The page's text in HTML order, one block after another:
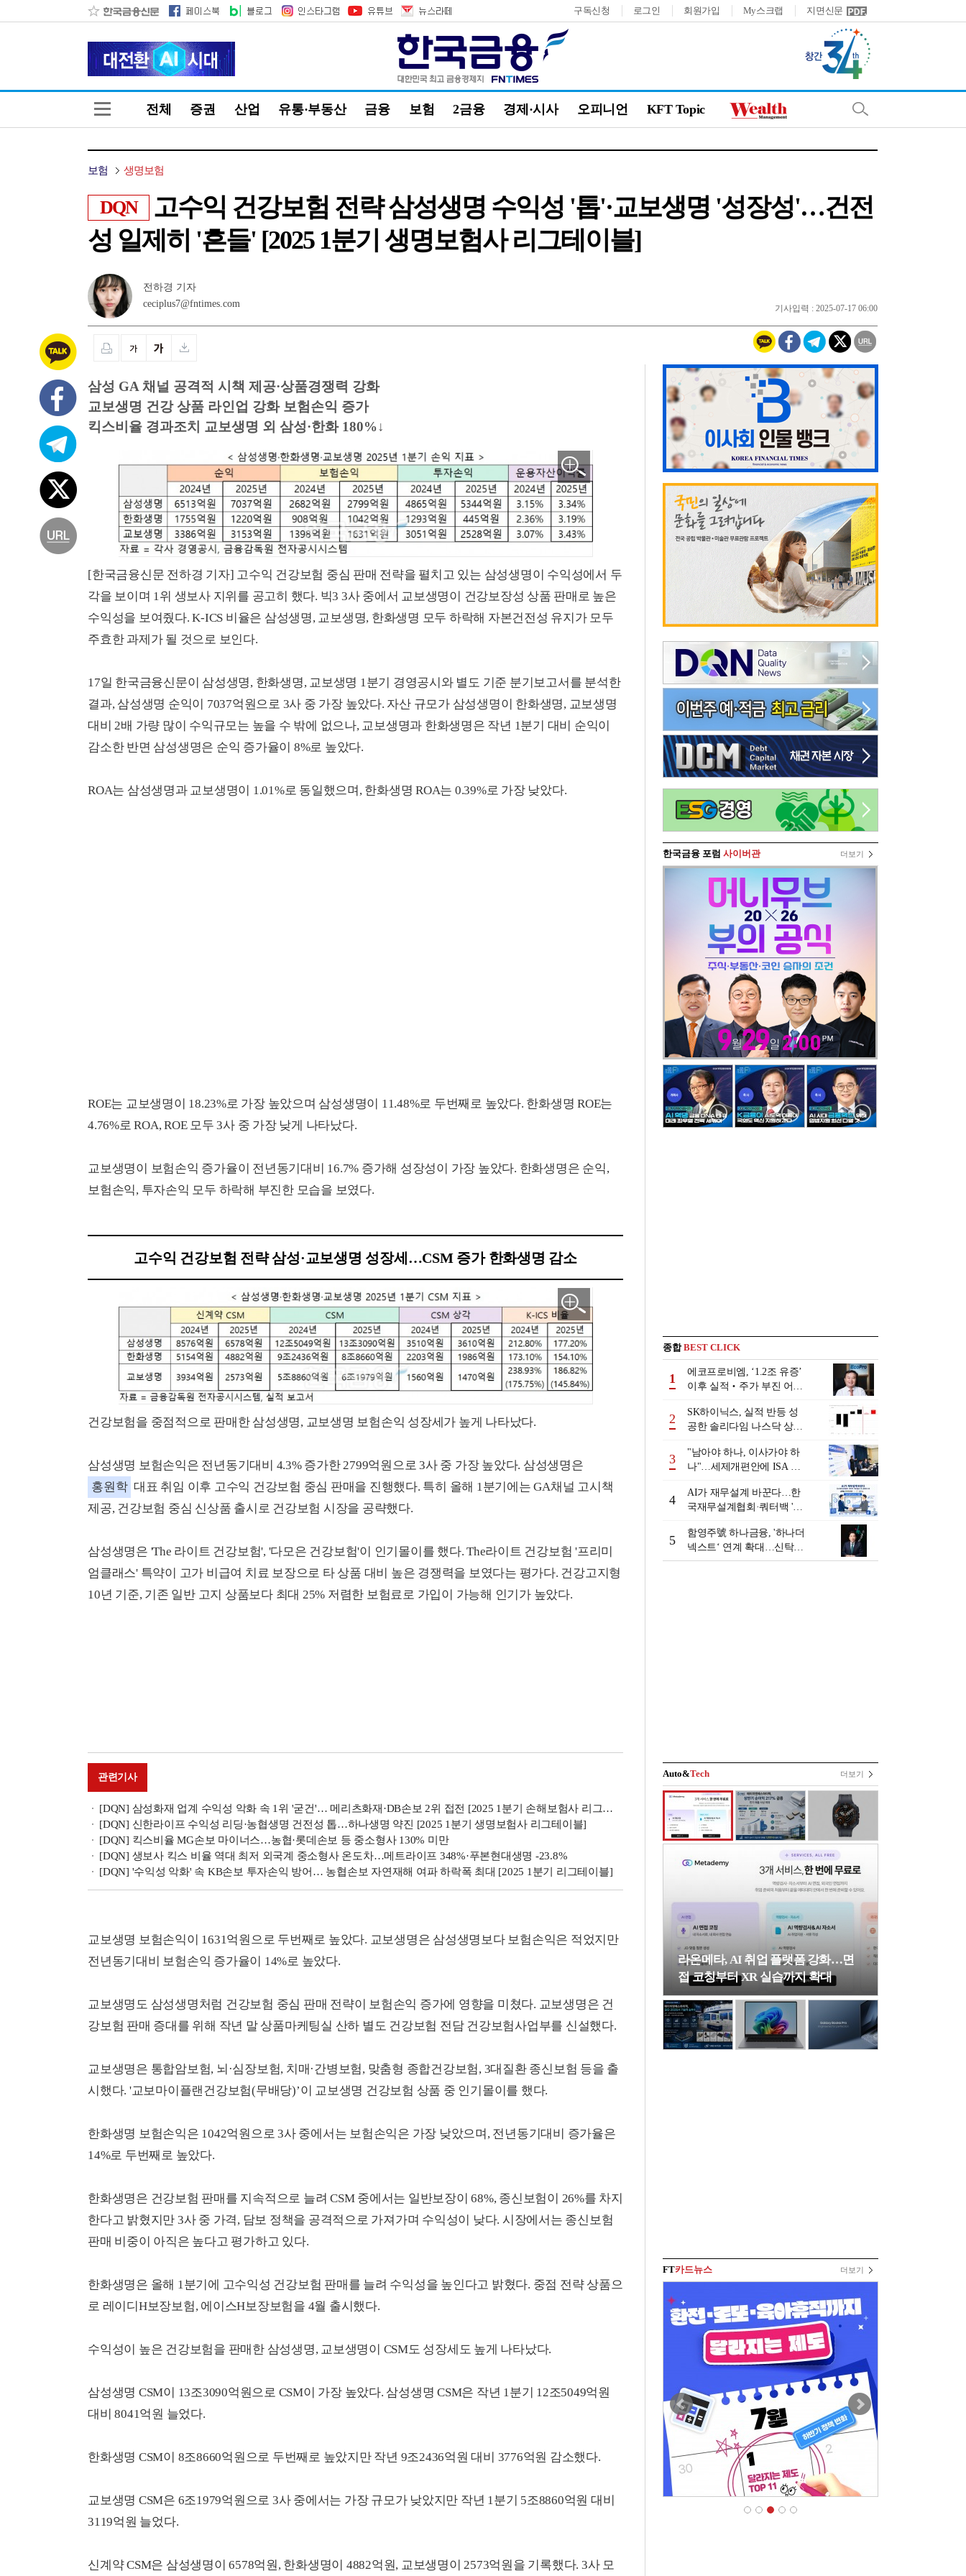
구독신청 로그인 회원가입 My스크랩 지면신문
전체 증권 산업 유통·부동산 금융 보험 2금융 경제·시사 오피니언 KFT Topic
보험 생명보험
DQN
고수익 건강보험 전략 삼성생명 수익성 '톱'·교보생명 '성장성'…건전
성 일제히 '흔들' [2025 1분기 생명보험사 리그테이블]
전하경 기자
ceciplus7@fntimes.com
기사입력 : 2025-07-17 06:00
삼성 GA 채널 공격적 시책 제공·상품경쟁력 강화
교보생명 건강 상품 라인업 강화 보험손익 증가
킥스비율 경과조치 교보생명 외 삼성·한화 180%↓
[한국금융신문 전하경 기자] 고수익 건강보험 중심 판매 전략을 펼치고 있는 삼성생명이 수익성에서 두
각을 보이며 1위 생보사 지위를 공고히 했다. 빅3 3사 중에서 교보생명이 건강보장성 상품 판매로 높은
수익성을 보여줬다. K-ICS 비율은 삼성생명, 교보생명, 한화생명 모두 하락해 자본건전성 유지가 모두
주효한 과제가 될 것으로 보인다.
17일 한국금융신문이 삼성생명, 한화생명, 교보생명 1분기 경영공시와 별도 기준 분기보고서를 분석한
결과, 삼성생명 순익이 7037억원으로 3사 중 가장 높았다. 자산 규모가 삼성생명이 한화생명, 교보생명
대비 2배 가량 많이 수익규모는 높을 수 밖에 없으나, 교보생명과 한화생명은 작년 1분기 대비 순익이
감소한 반면 삼성생명은 순익 증가율이 8%로 높았다.
ROA는 삼성생명과 교보생명이 1.01%로 동일했으며, 한화생명 ROA는 0.39%로 가장 낮았다.
ROE는 교보생명이 18.23%로 가장 높았으며 삼성생명이 11.48%로 두번째로 높았다. 한화생명 ROE는
4.76%로 ROA, ROE 모두 3사 중 가장 낮게 나타났다.
교보생명이 보험손익 증가율이 전년동기대비 16.7% 증가해 성장성이 가장 높았다. 한화생명은 순익,
보험손익, 투자손익 모두 하락해 부진한 모습을 보였다.
고수익 건강보험 전략 삼성·교보생명 성장세…CSM 증가 한화생명 감소
건강보험을 중점적으로 판매한 삼성생명, 교보생명 보험손익 성장세가 높게 나타났다.
삼성생명 보험손익은 전년동기대비 4.3% 증가한 2799억원으로 3사 중 가장 높았다. 삼성생명은
홍원학 대표 취임 이후 고수익 건강보험 중심 판매을 진행했다. 특히 올해 1분기에는 GA채널 고시책
제공, 건강보험 중심 신상품 출시로 건강보험 시장을 공략했다.
삼성생명은 'The 라이트 건강보험', '다모은 건강보험'이 인기몰이를 했다. The라이트 건강보험 '프리미
엄클래스' 특약이 고가 비급여 치료 보장으로 타 상품 대비 높은 경쟁력을 보였다는 평가다. 건강고지형
10년 기준, 기존 일반 고지 상품보다 최대 25% 저렴한 보험료로 가입이 가능해 인기가 높았다.
관련기사
[DQN] 삼성화재 업계 수익성 악화 속 1위 '굳건'… 메리츠화재·DB손보 2위 접전 [2025 1분기 손해보험사 리그테이블]
[DQN] 신한라이프 수익성 리딩·농협생명 건전성 톱…하나생명 약진 [2025 1분기 생명보험사 리그테이블]
[DQN] 킥스비율 MG손보 마이너스…농협·롯데손보 등 중소형사 130% 미만
[DQN] 생보사 킥스 비율 역대 최저 외국계 중소형사 온도차…메트라이프 348%·푸본현대생명 -23.8%
[DQN] '수익성 악화' 속 KB손보 투자손익 방어… 농협손보 자연재해 여파 하락폭 최대 [2025 1분기 리그테이블]
교보생명 보험손익이 1631억원으로 두번째로 높았다. 교보생명은 삼성생명보다 보험손익은 적었지만
전년동기대비 보험손익 증가율이 14%로 높았다.
교보생명도 삼성생명처럼 건강보험 중심 판매 전략이 보험손익 증가에 영향을 미쳤다. 교보생명은 건
강보험 판매 증대를 위해 작년 말 상품마케팅실 산하 별도 건강보험 전담 건강보험사업부를 신설했다.
교보생명은 통합암보험, 뇌·심장보험, 치매·간병보험, 맞춤형 종합건강보험, 3대질환 종신보험 등을 출
시했다. '교보마이플랜건강보험(무배당)’이 교보생명 건강보험 상품 중 인기몰이를 했다.
한화생명 보험손익은 1042억원으로 3사 중에서는 보험손익은 가장 낮았으며, 전년동기대비 증가율은
14%로 두번째로 높았다.
한화생명은 건강보험 판매를 지속적으로 늘려 CSM 중에서는 일반보장이 68%, 종신보험이 26%를 차지
한다고 밝혔지만 3사 중 가격, 담보 정책을 공격적으로 가져가며 수익성이 낮다. 시장에서는 종신보험
판매 비중이 아직은 높다고 평가하고 있다.
한화생명은 올해 1분기에 고수익성 건강보험 판매를 늘려 수익성을 높인다고 밝혔다. 중점 전략 상품으
로 레이디H보장보험, 에이스H보장보험을 4월 출시했다.
수익성이 높은 건강보험을 판매한 삼성생명, 교보생명이 CSM도 성장세도 높게 나타났다.
삼성생명 CSM이 13조3090억원으로 CSM이 가장 높았다. 삼성생명 CSM은 작년 1분기 12조5049억원
대비 8041억원 늘었다.
한화생명 CSM이 8조8660억원으로 두번째로 높았지만 작년 9조2436억원 대비 3776억원 감소했다.
교보생명 CSM은 6조1979억원으로 3사 중에서는 가장 규모가 낮았지만 작년 1분기 5조8860억원 대비
3119억원 늘었다.
신계약 CSM은 삼성생명이 6578억원, 한화생명이 4882억원, 교보생명이 2573억원을 기록했다. 3사 모
한국금융 포럼 사이버관 더보기
종합BEST CLICK
1
에코프로비엠, ‘1.2조 유증’
이후 실적‧주가 부진 어쩌
2
SK하이닉스, 실적 반등 성
공한 솔리다임 나스닥 상장
3
"남아야 하나, 이사가야 하
나"…세제개편안에 ISA 투
4
AI가 재무설계 바꾼다…한
국재무설계협회·쿼터백 '베
5
함영주號 하나금융, '하나더
넥스트‘ 연계 확대…신탁수
수료 2배 증가 효과 [금융 시
Auto&Tech 더보기
라온메타, AI 취업 플랫폼 강화…면
접 코칭부터 XR 실습까지 확대
FT카드뉴스 더보기